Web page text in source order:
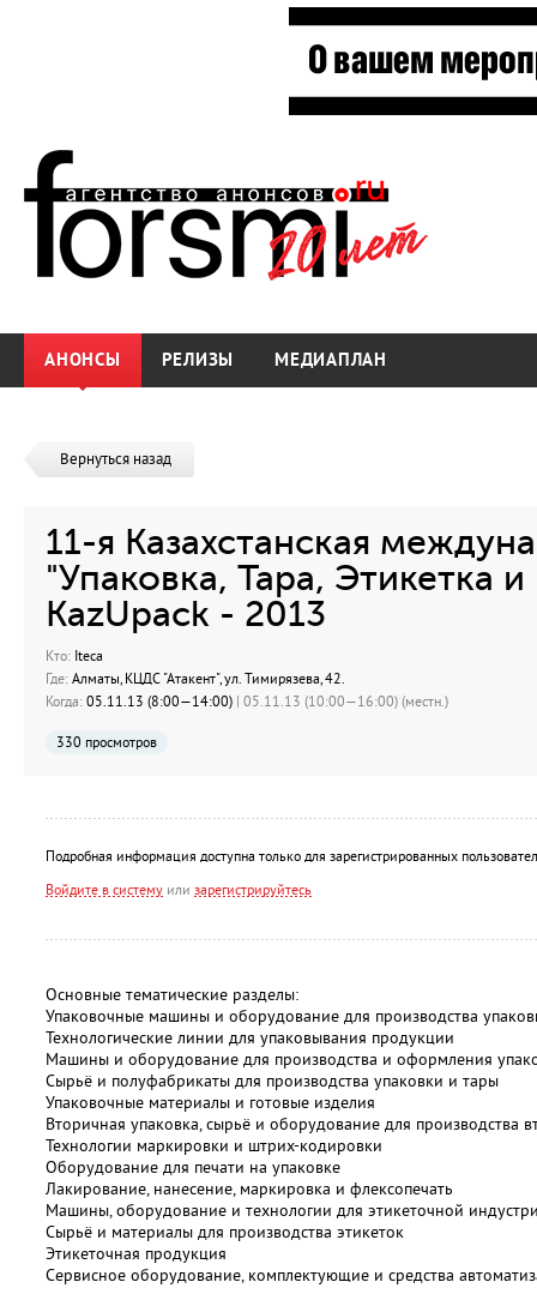
АНОНСЫ РЕЛИЗЫ МЕДИАПЛАН
Вернуться назад
11-я Казахстанская
"Упаковка, Тара, Этикетка
KazUpack - 2013
Кто: Iteca
Где: Алматы, КЦДС "Атакент", ул. Тимирязева, 42.
Когда: 05.11.13 (8:00—14:00) | 05.11.13 (10:00—16:00) (местн.)
330 просмотров
Подробная информация доступна только для зарегистрированных
Войдите в систему или зарегистрируйтесь
Основные тематические разделы:
Упаковочные машины и оборудование для производства
Технологические линии для упаковывания продукции
Машины и оборудование для производства и оформления
Сырьё и полуфабрикаты для производства упаковки и тары
Упаковочные материалы и готовые изделия
Вторичная упаковка, сырьё и оборудование для производства
Технологии маркировки и штрих-кодировки
Оборудование для печати на упаковке
Лакирование, нанесение, маркировка и флексопечать
Машины, оборудование и технологии для этикеточной
Сырьё и материалы для производства этикеток
Этикеточная продукция
Сервисное оборудование, комплектующие и средства